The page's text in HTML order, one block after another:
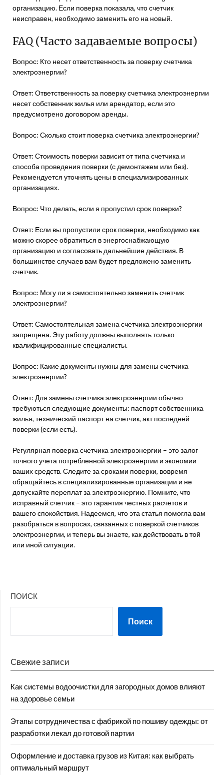
организацию. Если поверка показала, что счетчик
неисправен, необходимо заменить его на новый.
FAQ (Часто задаваемые вопросы)
Вопрос: Кто несет ответственность за поверку счетчика
электроэнергии?
Ответ: Ответственность за поверку счетчика электроэнергии
несет собственник жилья или арендатор, если это
предусмотрено договором аренды.
Вопрос: Сколько стоит поверка счетчика электроэнергии?
Ответ: Стоимость поверки зависит от типа счетчика и
способа проведения поверки (с демонтажем или без).
Рекомендуется уточнять цены в специализированных
организациях.
Вопрос: Что делать, если я пропустил срок поверки?
Ответ: Если вы пропустили срок поверки, необходимо как
можно скорее обратиться в энергоснабжающую
организацию и согласовать дальнейшие действия. В
большинстве случаев вам будет предложено заменить
счетчик.
Вопрос: Могу ли я самостоятельно заменить счетчик
электроэнергии?
Ответ: Самостоятельная замена счетчика электроэнергии
запрещена. Эту работу должны выполнять только
квалифицированные специалисты.
Вопрос: Какие документы нужны для замены счетчика
электроэнергии?
Ответ: Для замены счетчика электроэнергии обычно
требуються следующие документы: паспорт собственника
жилья, технический паспорт на счетчик, акт последней
поверки (если есть).
Регулярная поверка счетчика электроэнергии – это залог
точного учета потребленной электроэнергии и экономии
ваших средств. Следите за сроками поверки, вовремя
обращайтесь в специализированные организации и не
допускайте переплат за электроэнергию. Помните, что
исправный счетчик – это гарантия честных расчетов и
вашего спокойствия. Надеемся, что эта статья помогла вам
разобраться в вопросах, связанных с поверкой счетчиков
электроэнергии, и теперь вы знаете, как действовать в той
или иной ситуации.
ПОИСК
Поиск
Свежие записи
Как системы водоочистки для загородных домов влияют
на здоровье семьи
Этапы сотрудничества с фабрикой по пошиву одежды: от
разработки лекал до готовой партии
Оформление и доставка грузов из Китая: как выбрать
оптимальный маршрут